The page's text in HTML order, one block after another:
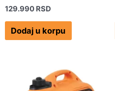
129.990 RSD
Dodaj u korpu